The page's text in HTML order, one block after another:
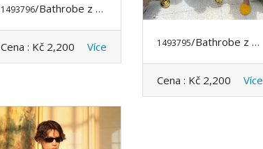
1493796/Bathrobe z VERSACE
Cena : Kč 2,200 Více 1493795/Bathrobe z VERSACE
Cena : Kč 2,200 Více